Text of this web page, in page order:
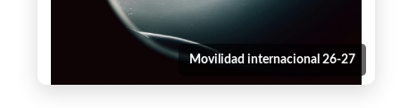
Movilidad internacional 26-27